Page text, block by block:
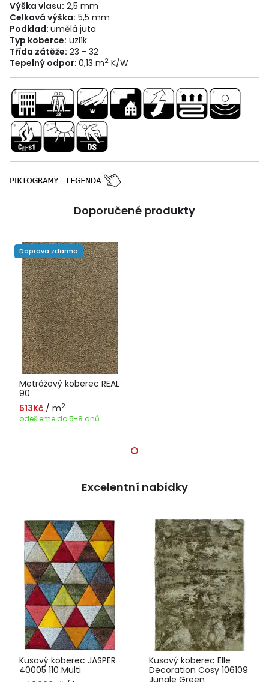
Výška vlasu: 2,5 mm
Celková výška: 5,5 mm
Podklad: umělá juta
Typ koberce: uzlík
Třída zátěže: 23 - 32
Tepelný odpor: 0,13 m2 K/W
Doporučené produkty
Metrážový koberec REAL
90
513Kč / m2
odešleme do 5-8 dnů
Doprava zdarma
Excelentní nabídky
Kusový koberec JASPER
40005 110 Multi
Kusový koberec Elle
Decoration Cosy 106109